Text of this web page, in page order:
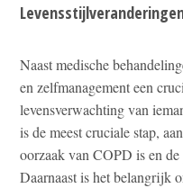
Naast medische
en zelfmanagement een
levensverwachting van
is de meest cruciale stap,
oorzaak van COPD is en
Daarnaast is het belangrijk